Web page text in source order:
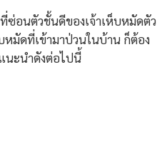
อนตัวชั้นดีของเจ้าเห็บหมัดตัว
มัดที่เข้ามาป่วนในบ้าน ก็ต้อง
นะนำดังต่อไปนี้